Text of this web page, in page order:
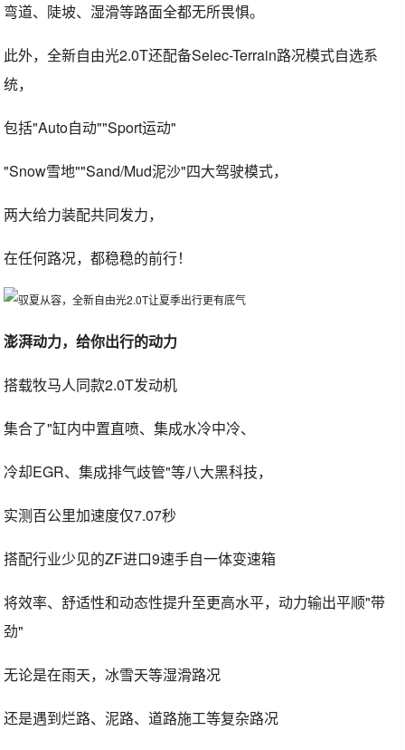
弯道、陡坡、湿滑等路面全都无所畏惧。
此外，全新自由光2.0T还配备Selec-Terrain路况模式自选系
统，
包括"Auto自动""Sport运动"
"Snow雪地""Sand/Mud泥沙"四大驾驶模式，
两大给力装配共同发力，
在任何路况，都稳稳的前行！
澎湃动力，给你出行的动力
搭载牧马人同款2.0T发动机
集合了"缸内中置直喷、集成水冷中冷、
冷却EGR、集成排气歧管"等八大黑科技，
实测百公里加速度仅7.07秒
搭配行业少见的ZF进口9速手自一体变速箱
将效率、舒适性和动态性提升至更高水平，动力输出平顺"带
劲"
无论是在雨天，冰雪天等湿滑路况
还是遇到烂路、泥路、道路施工等复杂路况